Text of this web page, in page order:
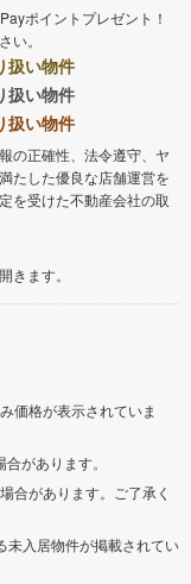
ポイントプレゼント！
い。
扱い物件
扱い物件
扱い物件
の正確性、法令遵守、ヤ
たした優良な店舗運営を
を受けた不動産会社の取
きます。
価格が表示されていま
があります。
合があります。ご了承く
未入居物件が掲載されてい